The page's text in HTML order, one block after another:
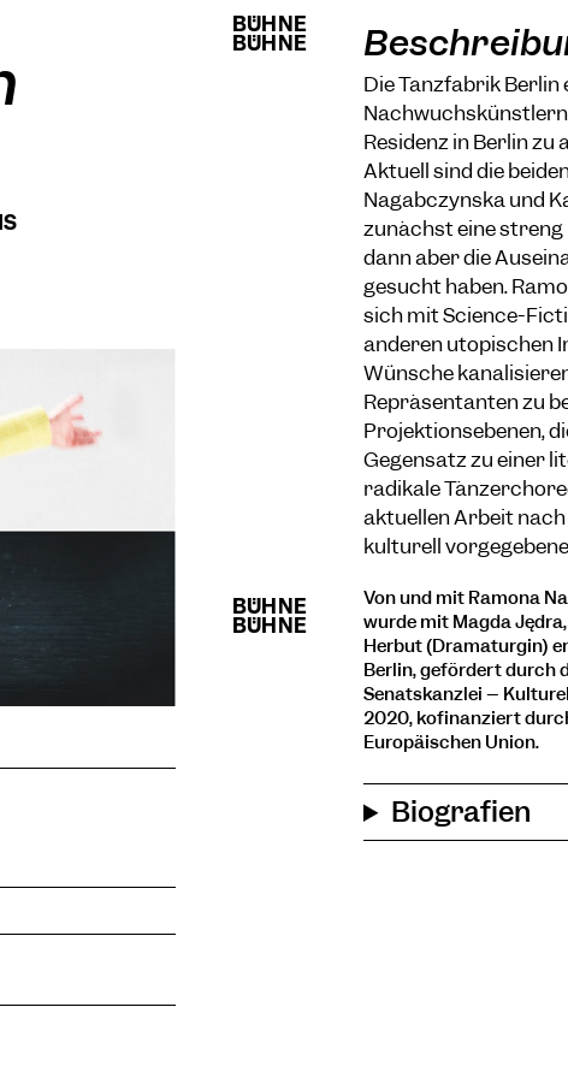
BÜHNE
BÜHNE
BÜHNE
BÜHNE
Die Tanzfabrik
Residenz in Berlin zu
Aktuell sind die
Nagabczynska und
zunächst eine
dann aber die
gesucht haben.
sich mit Science-
anderen utopischen
Wünsche
Repräsentanten zu
Projektionsebenen,
Gegensatz zu einer
radikale
aktuellen Arbeit
kulturell
Von und mit Ramona
wurde mit Magda
Herbut (Dramaturgin)
Berlin, gefördert durch
Senatskanzlei –
2020, kofinanziert
Europäischen Union.
Biografien